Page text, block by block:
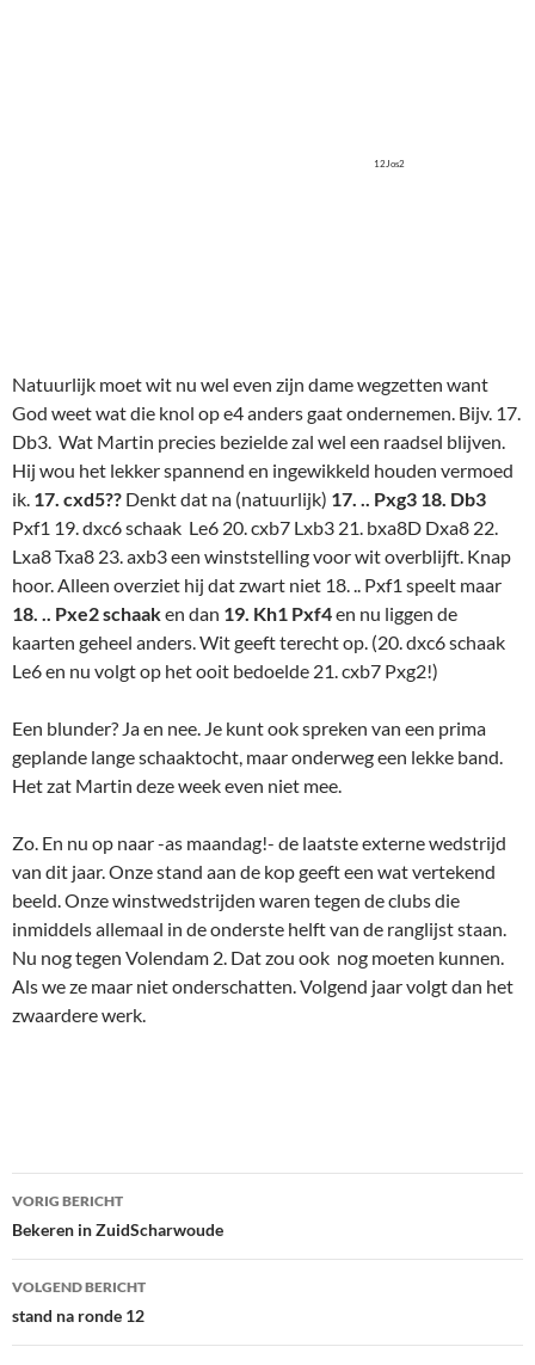
17. .. Pxg3
Een blunder? Ja en nee. Je kunt ook spreken van een prima
geplande lange schaaktocht, maar onderweg een lekke band.
Het zat Martin deze week even niet mee.
Zo. En nu op naar -as maandag!- de laatste externe wedstrijd
beeld. Onze winstwedstrijden waren tegen de clubs die
inmiddels allemaal in de onderste helft van de ranglijst staan.
Nu nog tegen Volendam 2. Dat zou ook nog moeten kunnen.
Als we ze maar niet onderschatten. Volgend jaar volgt dan het
zwaardere werk.
Bericht
navigatie
VORIG BERICHT
Bekeren in ZuidScharwoude
VOLGEND BERICHT
stand na ronde 12
EUWE 4
Euwe (2)